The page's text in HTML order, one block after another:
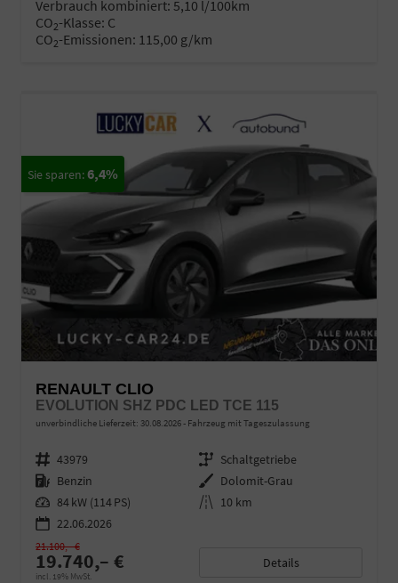
Verbrauch kombiniert: 5,10 l/100km
CO2-Klasse: C
CO2-Emissionen: 115,00 g/km
6,4%
RENAULT CLIO
EVOLUTION SHZ PDC LED TCE 115
unverbindliche Lieferzeit: 30.08.2026 Fahrzeug mit Tageszulassung
Fahrzeugnr. 43979 Getriebe Schaltgetriebe
Kraftstoff Benzin Außenfarbe Dolomit-Grau
Leistung 84 kW (114 PS) Kilometerstand 10 km
22.06.2026
19.740,– €
incl. 19% MwSt.
21.100,– €
Details